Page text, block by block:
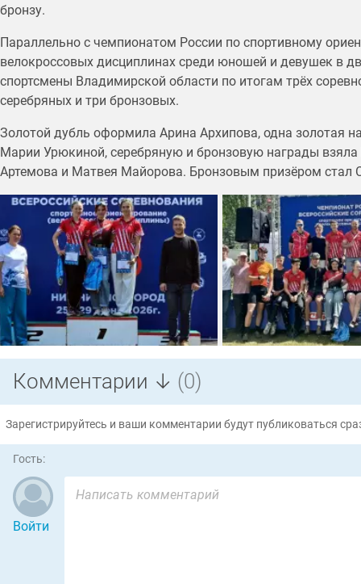
бронзу.
Параллельно с чемпионатом России по спортивному
велокроссовых дисциплинах среди юношей и девушек в
спортсмены Владимирской области по итогам трёх
серебряных и три бронзовых.
Золотой дубль оформила Арина Архипова, одна золотая
Марии Урюкиной, серебряную и бронзовую награды
Артемова и Матвея Майорова. Бронзовым призёром стал
Комментарии ↓ (0)
Зарегистрируйтесь и ваши комментарии будут публиковаться
Гость:
Войти